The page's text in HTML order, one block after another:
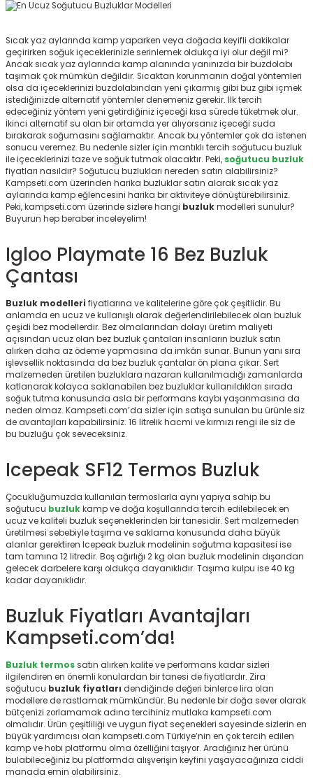
Mermisi
Sıcak yaz aylarında kamp yaparken veya doğada keyifli dakikalar
geçirirken soğuk içeceklerinizle serinlemek oldukça iyi olur değil mi?
Ancak sıcak yaz aylarında kamp alanında yanınızda bir buzdolabı
taşımak çok mümkün değildir. Sıcaktan korunmanın doğal yöntemleri
olsa da içeceklerinizi buzdolabından yeni çıkarmış gibi buz gibi içmek
istediğinizde alternatif yöntemler denemeniz gerekir. İlk tercih
edeceğiniz yöntem yeni getirdiğiniz içeceği kısa sürede tüketmek olur.
İkinci alternatif su olan bir ortamda yer alıyorsanız içeceği suda
bırakarak soğumasını sağlamaktır. Ancak bu yöntemler çok da istenen
sonucu veremez. Bu nedenle sizler için mantıklı tercih soğutucu buzluk
ile içeceklerinizi taze ve soğuk tutmak olacaktır. Peki, soğutucu buzluk
fiyatları nasıldır? Soğutucu buzlukları nereden satın alabilirsiniz?
Kampseti.com üzerinden harika buzluklar satın alarak sıcak yaz
aylarında kamp eğlencesini harika bir aktiviteye dönüştürebilirsiniz.
Peki, kampseti.com üzerinde sizlere hangi buzlukmodelleri sunulur?
Buyurun hep beraber inceleyelim!
Igloo Playmate 16 Bez Buzluk
Çantası
Buzluk modelleri fiyatlarına ve kalitelerine göre çok çeşitlidir. Bu
anlamda en ucuz ve kullanışlı olarak değerlendirilebilecek olan buzluk
çeşidi bez modellerdir. Bez olmalarından dolayı üretim maliyeti
açısından ucuz olan bez buzluk çantaları insanların buzluk satın
alırken daha az ödeme yapmasına da imkân sunar. Bunun yanı sıra
işlevsellik noktasında da bez buzluk çantalar ön plana çıkar. Sert
malzemeden üretilen buzluklara nazaran kullanılmadığı zamanlarda
katlanarak kolayca saklanabilen bez buzluklar kullanıldıkları sırada
soğuk tutma konusunda asla bir performans kaybı yaşanmasına da
neden olmaz. Kampseti.com’da sizler için satışa sunulan bu ürünle siz
de avantajları kapabilirsiniz. 16 litrelik hacmi ve kırmızı rengi ile siz de
bu buzluğu çok seveceksiniz.
Icepeak SF12 Termos Buzluk
Çocukluğumuzda kullanılan termoslarla aynı yapıya sahip bu
soğutucu buzlukkamp ve doğa koşullarında tercih edilebilecek en
ucuz ve kaliteli buzluk seçeneklerinden bir tanesidir. Sert malzemeden
üretilmesi sebebiyle taşıma ve saklama konusunda daha büyük
alanlar gerektiren Icepeak buzluk modelinin soğutma kapasitesi ise
tam tamına 12 litredir. Boş ağırlığı 2 kg olan buzluk modelinin dışarıdan
gelecek darbelere karşı oldukça dayanıklıdır. Taşıma kulpu ise 40 kg
kadar dayanıklıdır.
Buzluk Fiyatları Avantajları
Kampseti.com’da!
Buzluk termossatın alırken kalite ve performans kadar sizleri
ilgilendiren en önemli konulardan bir tanesi de fiyatlardır. Zira
soğutucu buzluk fiyatları dendiğinde değeri binlerce lira olan
modellere de rastlamak mümkündür. Bu nedenle bir doğa sever olarak
bütçenizi zorlamamak adına tercihiniz mutlaka kampseti.com
olmalıdır. Ürün çeşitliliği ve uygun fiyat seçenekleri sayesinde sizlerin en
büyük yardımcısı olan kampseti.com Türkiye’nin en çok tercih edilen
kamp ve hobi platformu olma özelliğini taşıyor. Aradığınız her ürünü
bulabileceğiniz bu platformda alışverişin keyfini yaşayacağınıza ciddi
manada emin olabilirsiniz.